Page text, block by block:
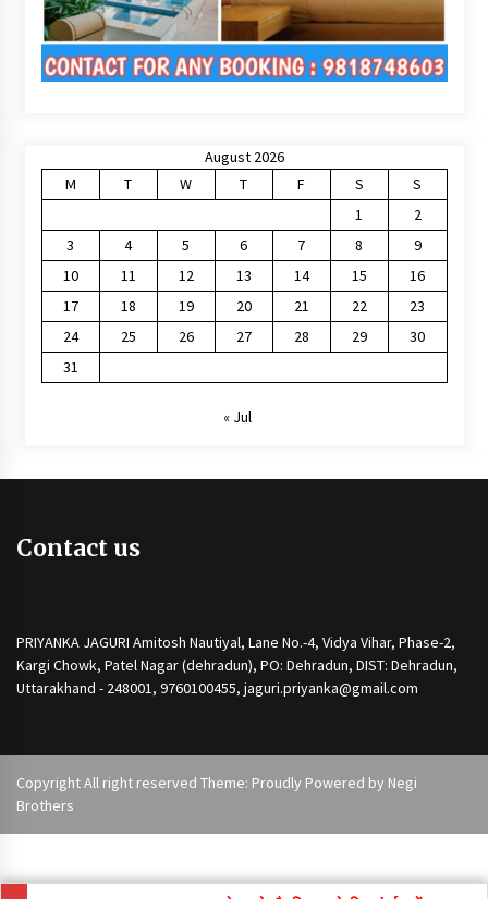
August 2026
M
T W T F S
S
1
2
3
4 5 6 7 8
9
10
11 12 13 14 15
16
17
18 19 20 21 22
23
24
25 26 27 28 29
30
31
« Jul
Contact us
PRIYANKA JAGURI Amitosh Nautiyal, Lane No.-4, Vidya Vihar, Phase-2,
Kargi Chowk, Patel Nagar (dehradun), PO: Dehradun, DIST: Dehradun,
Uttarakhand - 248001, 9760100455, jaguri.priyanka@gmail.com
Copyright All right reserved Theme: Proudly Powered by Negi
Brothers